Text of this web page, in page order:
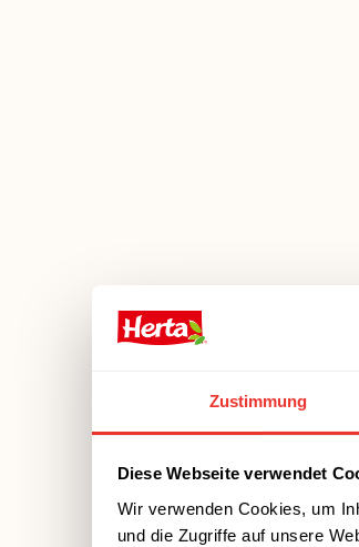
Zustimmung
Diese Webseite verwendet
Wir verwenden Cookies, um
und die Zugriffe auf unsere